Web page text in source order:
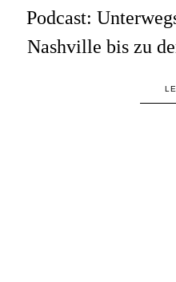
Podcast:
Nashville bis zu